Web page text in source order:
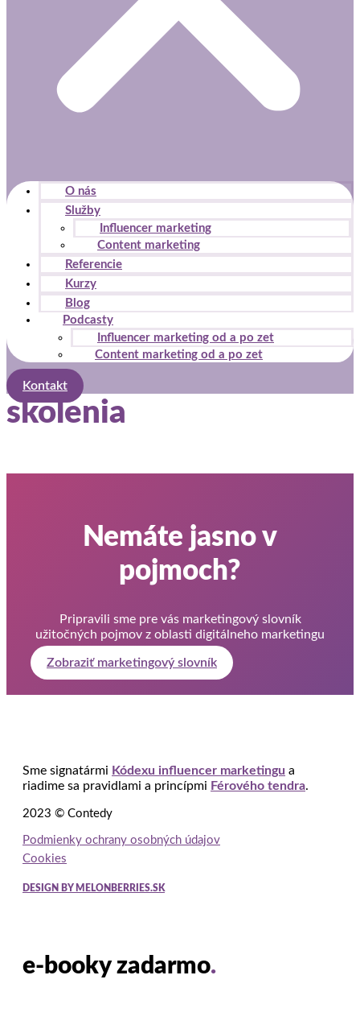
O nás
Služby
Influencer marketing
Content marketing
Referencie
Kurzy
Blog
Podcasty
Influencer marketing od a po zet
Content marketing od a po zet
Kontakt
skolenia
Nemáte jasno v
pojmoch?
Pripravili sme pre vás marketingový slovník
užitočných pojmov z oblasti digitálneho marketingu
Zobraziť marketingový slovník
Sme signatármi Kódexu influencer marketingu a
riadime sa pravidlami a princípmi Férového tendra.
2023 © Contedy
Podmienky ochrany osobných údajov
Cookies
DESIGN BY MELONBERRIES.SK
e-booky zadarmo.